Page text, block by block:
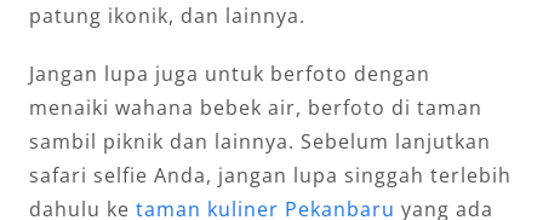
patung ikonik, dan lainnya.
Jangan lupa juga untuk berfoto dengan
menaiki wahana bebek air, berfoto di taman
sambil piknik dan lainnya. Sebelum lanjutkan
safari selfie Anda, jangan lupa singgah terlebih
dahulu ke taman kuliner Pekanbaru yang ada